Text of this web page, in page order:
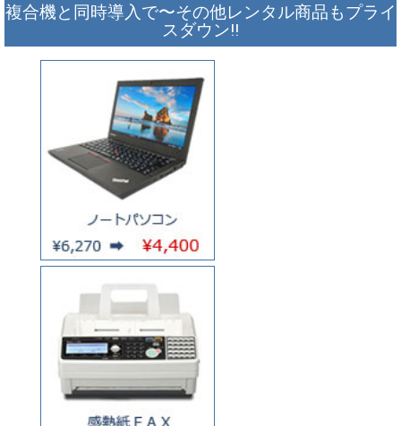
複合機と同時導入で〜その他レンタル商品もプライ
スダウン!!